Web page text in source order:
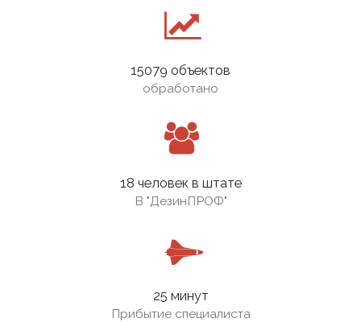
15079 объектов
обработано
18 человек в штате
В "ДезинПРОФ"
25 минут
Прибытие специалиста